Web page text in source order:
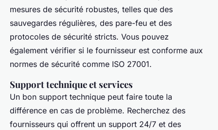
mesures de sécurité robustes, telles que des
sauvegardes régulières, des pare-feu et des
protocoles de sécurité stricts. Vous pouvez
également vérifier si le fournisseur est conforme aux
normes de sécurité comme ISO 27001.
Support technique et services
Un bon support technique peut faire toute la
différence en cas de problème. Recherchez des
fournisseurs qui offrent un support 24/7 et des